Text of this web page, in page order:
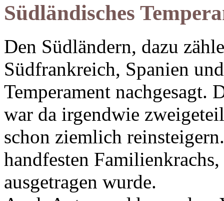
Südländisches
Den Südländern, dazu
Südfrankreich, Spanien
Temperament
war da irgendwie
schon ziemlich
handfesten
ausgetragen wurde.